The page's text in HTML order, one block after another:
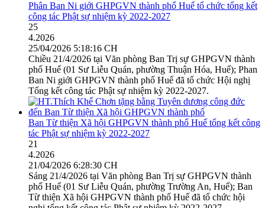
Phân Ban Ni giới GHPGVN thành phố Huế tổ chức tổng kết
công tác Phật sự nhiệm kỳ 2022-2027
25
4.2026
25/04/2026 5:18:16 CH
Chiều 21/4/2026 tại Văn phòng Ban Trị sự GHPGVN thành
phố Huế (01 Sư Liễu Quán, phường Thuận Hóa, Huế); Phan
Ban Ni giới GHPGVN thành phố Huế đã tổ chức Hội nghị
Tổng kết công tác Phật sự nhiệm kỳ 2022-2027.
Ban Từ thiện Xã hội GHPGVN thành phố Huế tổng kết công
tác Phật sự nhiệm kỳ 2022-2027
21
4.2026
21/04/2026 6:28:30 CH
Sáng 21/4/2026 tại Văn phòng Ban Trị sự GHPGVN thành
phố Huế (01 Sư Liễu Quán, phường Trường An, Huế); Ban
Từ thiện Xã hội GHPGVN thành phố Huế đã tổ chức hội